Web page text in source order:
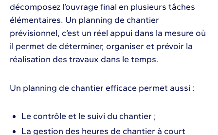
décomposez l’ouvrage final en plusieurs tâches
élémentaires. Un planning de chantier
prévisionnel, c’est un réel appui dans la mesure où
il permet de déterminer, organiser et prévoir la
réalisation des travaux dans le temps.
Un planning de chantier efficace permet aussi :
Le contrôle et le suivi du chantier ;
La gestion des heures de chantier à court